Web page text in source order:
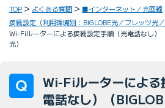
TOP よくある質問 ■インターネット／光回線
接続設定（利用環境別：BIGLOBE光／フレッツ光／
Wi-Fiルーターによる接続設定手順（光電話なし）
光）
Wi-Fiルーターによる
電話なし）（